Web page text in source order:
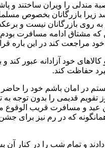
مندلی را ویران ساختند
بازرگانان بخصوص
به روی بازرگانان نیست
مشتاق ادامه مسافرت
مراجعت کند در این باره
خود آزادانه عبور
حفاظت کند.
در امان باشم خود را
که هنوز تقویم قدیمی را
( ٢٤ دسامبر و شب نوئل بود .
که در رم نیز برای
و تمام شب را در کنار آن